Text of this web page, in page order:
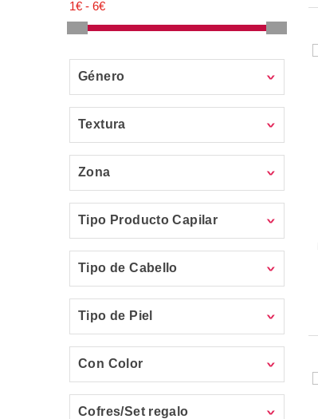
Género
Textura
Zona
Tipo Producto Capilar
Tipo de Cabello
Tipo de Piel
Con Color
Cofres/Set regalo